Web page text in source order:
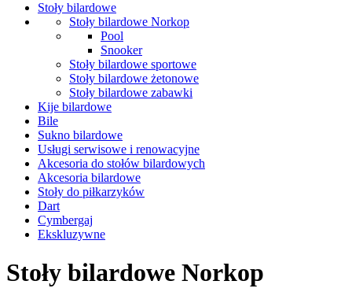
Stoły bilardowe
Stoły bilardowe Norkop
Pool
Snooker
Stoły bilardowe sportowe
Stoły bilardowe żetonowe
Stoły bilardowe zabawki
Kije bilardowe
Bile
Sukno bilardowe
Usługi serwisowe i renowacyjne
Akcesoria do stołów bilardowych
Akcesoria bilardowe
Stoły do piłkarzyków
Dart
Cymbergaj
Ekskluzywne
Stoły bilardowe Norkop